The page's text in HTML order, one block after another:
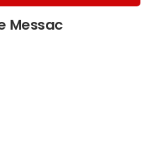
Messac